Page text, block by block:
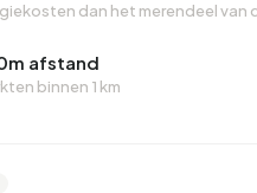
dan het merendeel van
afstand
binnen 1 km